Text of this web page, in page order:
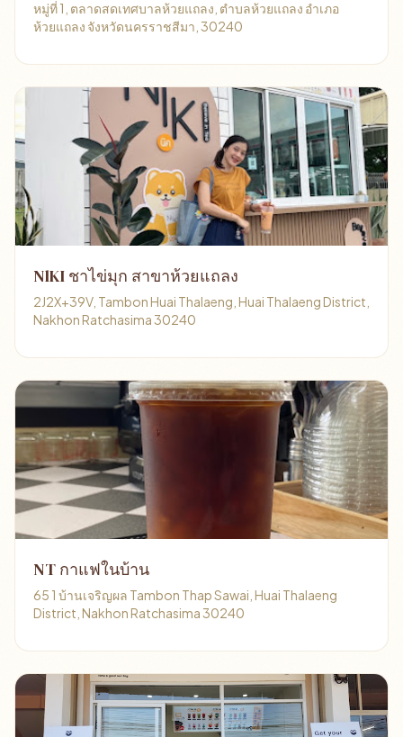
หมู่ที่ 1, ตลาดสดเทศบาลห้วยแถลง, ตำบลห้วยแถลง อำเภอ
ห้วยแถลง จังหวัดนครราชสีมา, 30240
NlKI ชาไข่มุก สาขาห้วยแถลง
2J2X+39V, Tambon Huai Thalaeng, Huai Thalaeng District,
Nakhon Ratchasima 30240
NT กาแฟในบ้าน
65 1 บ้านเจริญผล Tambon Thap Sawai, Huai Thalaeng
District, Nakhon Ratchasima 30240